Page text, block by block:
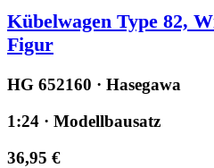
Kübelwagen Type 82,
Figur
HG 652160 · Hasegawa
1:24 · Modellbausatz
36,95 €